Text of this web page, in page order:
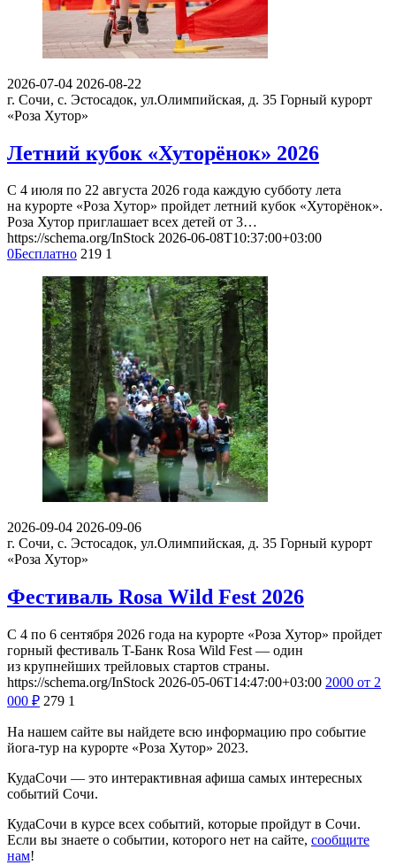
2026-07-04 2026-08-22
г. Сочи, с. Эстосадок, ул.Олимпийская, д. 35 Горный курорт
«Роза Хутор»
Летний кубок «Хуторёнок» 2026
С 4 июля по 22 августа 2026 года каждую субботу лета
на курорте «Роза Хутор» пройдет летний кубок «Хуторёнок».
Роза Хутор приглашает всех детей от 3…
https://schema.org/InStock 2026-06-08T10:37:00+03:00
0Бесплатно 219 1
2026-09-04 2026-09-06
г. Сочи, с. Эстосадок, ул.Олимпийская, д. 35 Горный курорт
«Роза Хутор»
Фестиваль Rosa Wild Fest 2026
С 4 по 6 сентября 2026 года на курорте «Роза Хутор» пройдет
горный фестиваль T-Банк Rosa Wild Fest — один
из крупнейших трейловых стартов страны.
https://schema.org/InStock 2026-05-06T14:47:00+03:00 2000 от 2
000 ₽ 279 1
На нашем сайте вы найдете всю информацию про событие
йога-тур на курорте «Роза Хутор» 2023.
КудаСочи — это интерактивная афиша самых интересных
событий Сочи.
КудаСочи в курсе всех событий, которые пройдут в Сочи.
Если вы знаете о событии, которого нет на сайте, сообщите
нам!